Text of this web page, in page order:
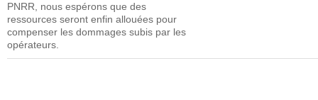
PNRR, nous espérons que des
ressources seront enfin allouées pour
compenser les dommages subis par les
opérateurs.